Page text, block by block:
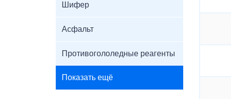
Шифер
Асфальт
Противогололедные реагенты
Показать ещё